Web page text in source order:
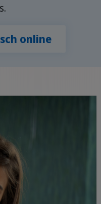
online